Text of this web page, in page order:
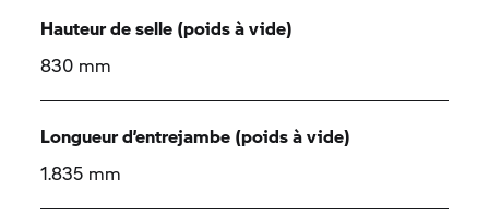
Hauteur de selle (poids à vide)
830 mm
Longueur d’entrejambe (poids à vide)
1.835 mm